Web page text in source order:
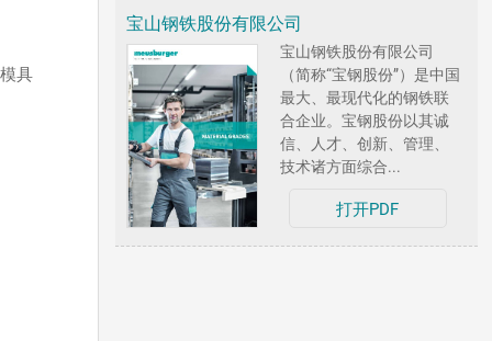
具
宝山钢铁股份有限公司
宝山钢铁股份有限公司
（简称“宝钢股份”）是中国
最大、最现代化的钢铁联
合企业。宝钢股份以其诚
信、人才、创新、管理、
技术诸方面综合...
打开PDF